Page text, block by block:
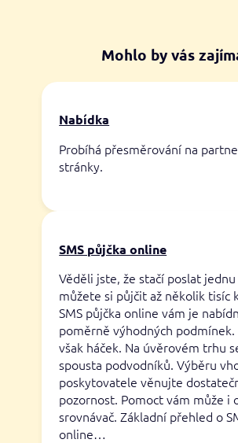
Mohlo by vás
Nabídka
Probíhá přesměrování na
stránky.
SMS půjčka online
Věděli jste, že stačí poslat jednu
můžete si půjčit až několik tisíc
SMS půjčka online vám je
poměrně výhodných
však háček. Na úvěrovém trhu
spousta podvodníků. Výběru
poskytovatele věnujte
pozornost. Pomoct vám může i
srovnávač. Základní přehled o
online…